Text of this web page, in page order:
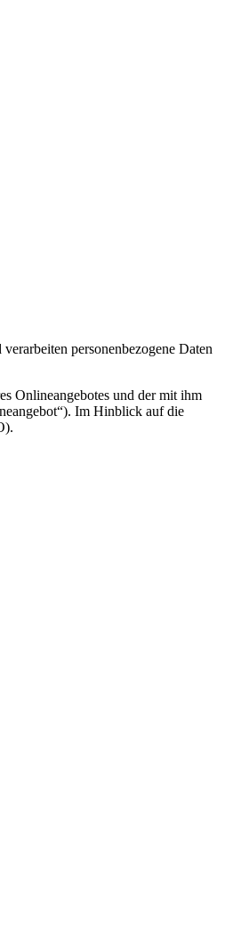
personenbezogene Daten
Onlineangebotes und der mit ihm
Im Hinblick auf die